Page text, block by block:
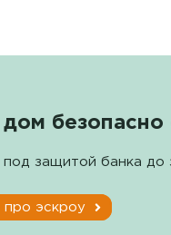
безопасно
под защитой банка до
про эскроу